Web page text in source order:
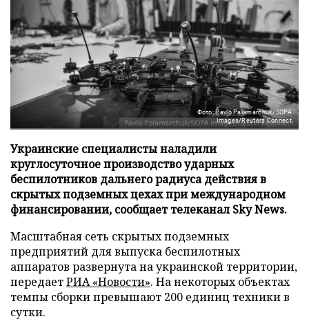
Фото: Pavlo Palamarchuk/SOPA
Images/Reuters Connect
Украинские специалисты наладили
круглосуточное производство ударных
беспилотников дальнего радиуса действия в
скрытых подземных цехах при международном
финансировании, сообщает телеканал Sky News.
Масштабная сеть скрытых подземных
предприятий для выпуска беспилотных
аппаратов развернута на украинской территории,
передаетРИА «Новости». На некоторых объектах
темпы сборки превышают 200 единиц техники в
сутки.